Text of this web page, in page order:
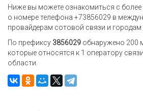
Ниже вы можете ознакомиться с
о номере телефона +73856029 в
провайдерам сотовой связи и городам
По префиксу 3856029 обнаружено 200
которые относятся к 1 оператору
области.